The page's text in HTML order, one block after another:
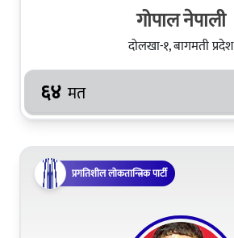
गोपाल नेपाली
दोलखा-१, बागमती प्रदेश
६४ मत
प्रगतिशील लोकतान्त्रिक पार्टी